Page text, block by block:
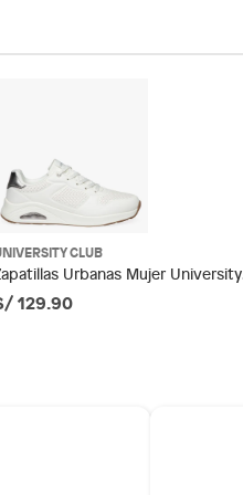
CLUB
Urbanas Mujer University
129.90